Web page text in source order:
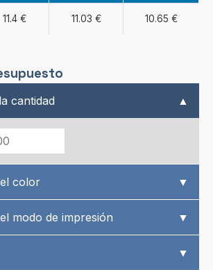
11.4 € 11.03 € 10.65 €
cantidad ▲
color ▼
modo de impresión ▼
▼